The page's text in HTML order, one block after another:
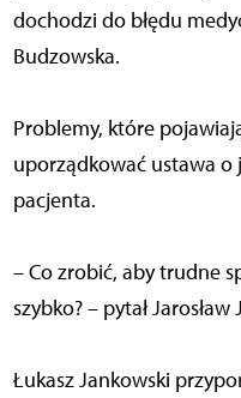
dochodzi do błędu
Budzowska.
Problemy, które
uporządkować ustawa o
pacjenta.
– Co zrobić, aby trudne
szybko? – pytał Jarosław
Łukasz Jankowski